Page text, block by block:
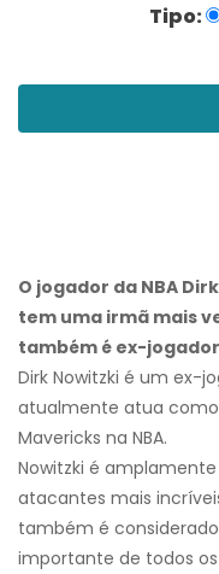
Tipo:
O jogador da NBA
tem uma irmã mais
também é ex-
Dirk Nowitzki é um ex-
atualmente atua como
Mavericks na NBA.
Nowitzki é
atacantes mais
também é
importante de todos